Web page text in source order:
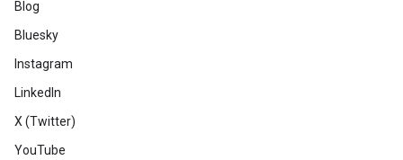
Blog
Bluesky
Instagram
LinkedIn
X (Twitter)
YouTube